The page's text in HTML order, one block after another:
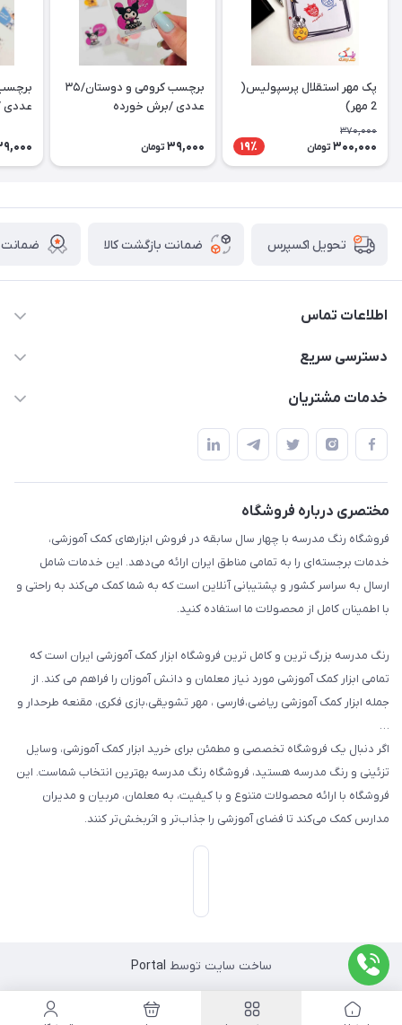
پک مهر استقلال پرسپولیس(
2 مهر)
370,000
300,000 تومان 19٪
برچسب کرومی و دوستان/۳۵
عددی /برش خورده
39,000 تومان
عددی
تحویل اکسپرس ضمانت بازگشت کالا ضمانت
اطلاعات تماس
02136781755
دسترسی سریع
پلنر و دفتر
استایل معلم و دانش آموز
بازی و نمایش
تزئین کلاس
طرح های تشویقی
گیفت ها و جوایز
سایر محصولات
خدمات مشتریان
قوانین و مقررات
حریم خصوصی
مختصری درباره فروشگاه
فروشگاه رنگ مدرسه با چهار سال سابقه در فروش ابزارهای کمک آموزشی،
خدمات برجسته‌ای را به تمامی مناطق ایران ارائه می‌دهد. این خدمات شامل
ارسال به سراسر کشور و پشتیبانی آنلاین است که به شما کمک می‌کند به راحتی و
با اطمینان کامل از محصولات ما استفاده کنید.
رنگ مدرسه بزرگ ترین و کامل ترین فروشگاه ابزار کمک آموزشی ایران است که
تمامی ابزار کمک آموزشی مورد نیاز معلمان و دانش آموزان را فراهم می کند. از
جمله ابزار کمک آموزشی ریاضی،فارسی ، مهر تشویقی،بازی فکری، مقنعه طرحدار و
…
اگر دنبال یک فروشگاه تخصصی و مطمئن برای خرید ابزار کمک آموزشی، وسایل
تزئینی و رنگ مدرسه هستید، فروشگاه رنگ مدرسه بهترین انتخاب شماست. این
فروشگاه با ارائه محصولات متنوع و با کیفیت، به معلمان، مربیان و مدیران
مدارس کمک می‌کند تا فضای آموزشی را جذاب‌تر و اثربخش‌تر کنند.
ساخت سایت توسط Portal